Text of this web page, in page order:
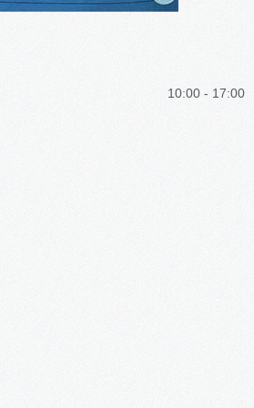
10:00 - 17:00